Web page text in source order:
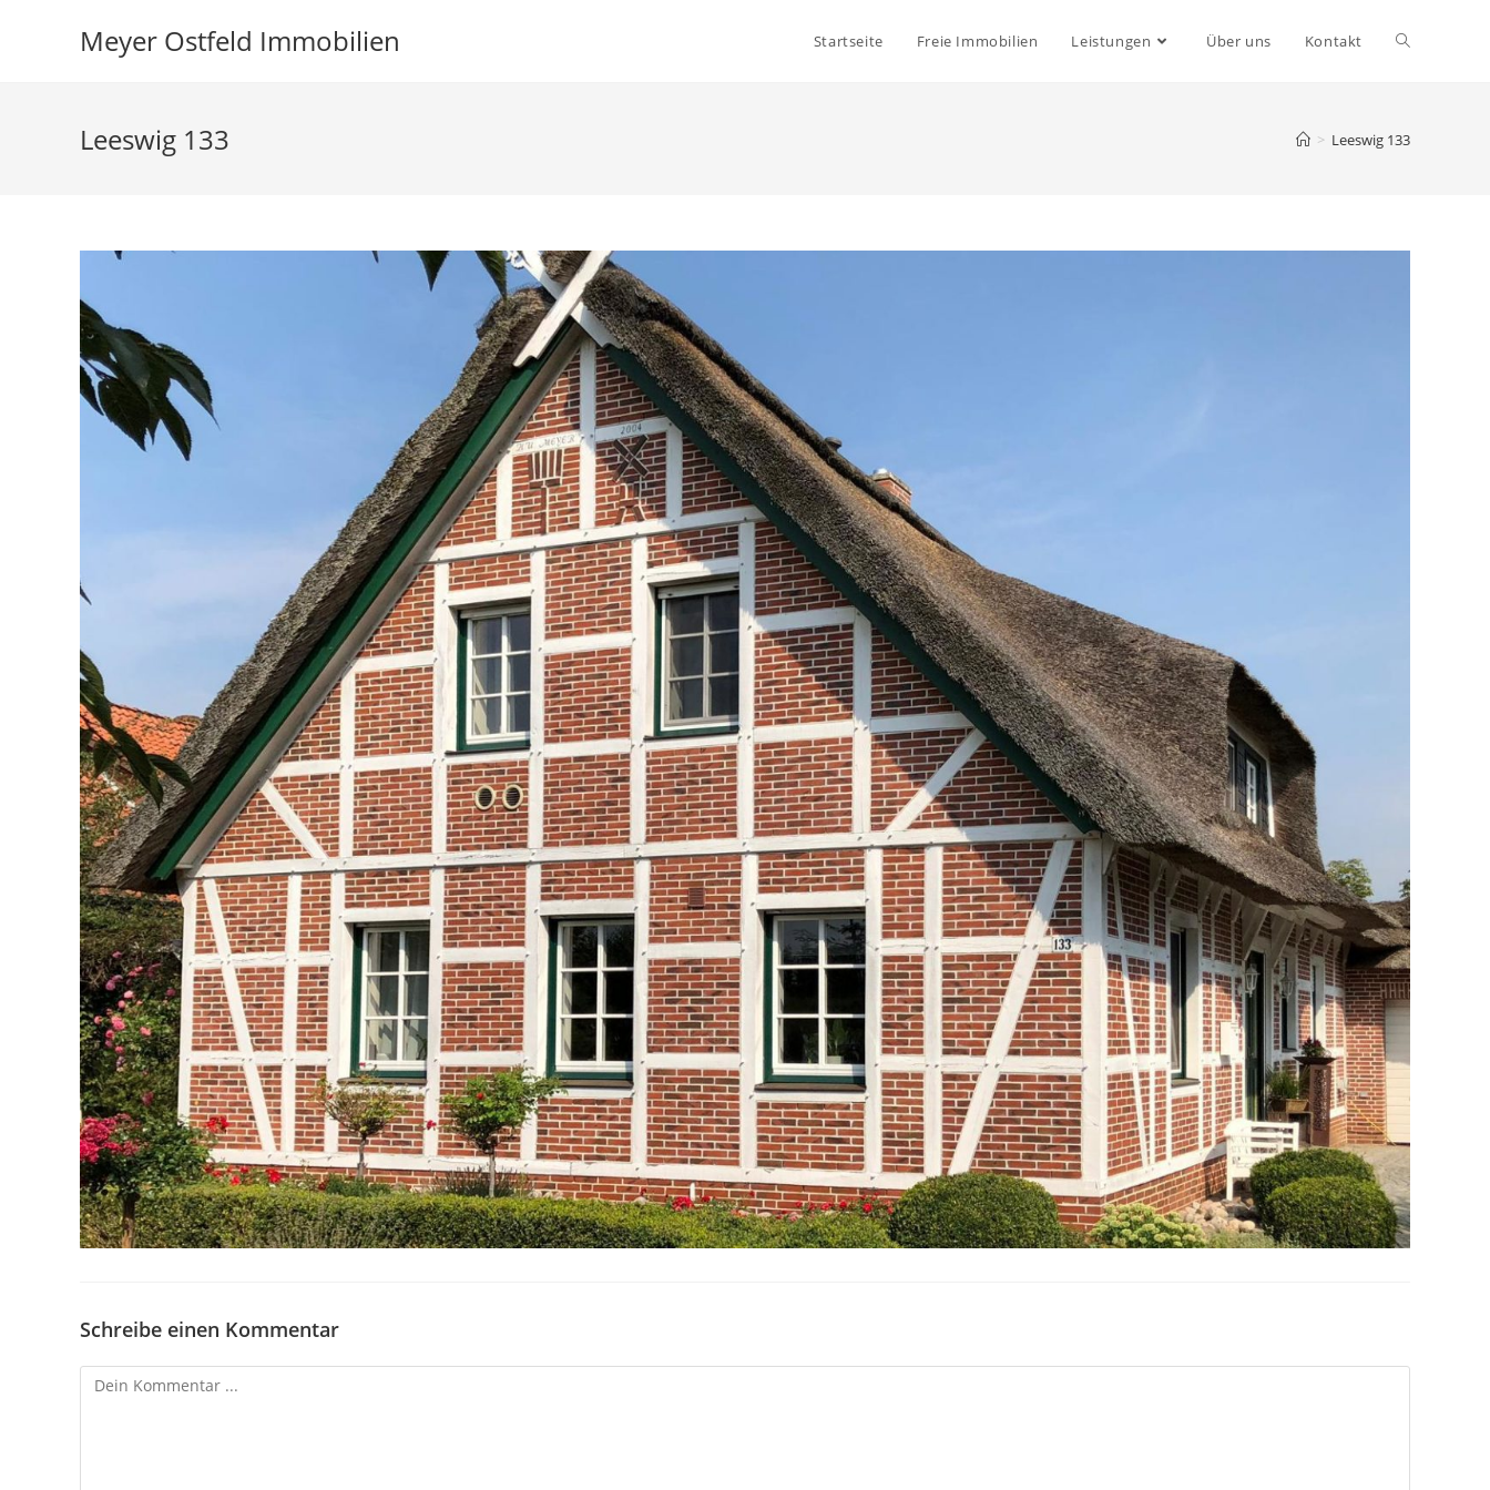
Meyer Ostfeld Immobilien Startseite Freie Immobilien Leistungen Über uns Kontakt
Leeswig 133 > Leeswig 133
Schreibe einen Kommentar
Kommentieren